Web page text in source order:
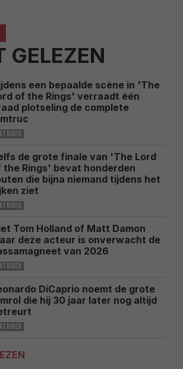
GELEZEN
een bepaalde scène in 'The
of the Rings' verraadt één
plotseling de complete
de grote finale van 'The Lord
the Rings' bevat honderden
die bijna niemand tijdens het
ziet
Tom Holland of Matt Damon
deze acteur is onverwacht de
van 2026
DiCaprio noemt de grote
die hij 30 jaar later nog altijd